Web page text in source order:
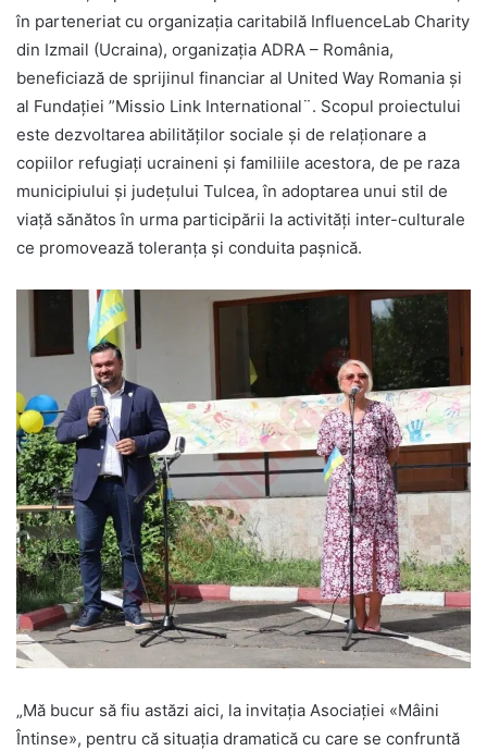
în parteneriat cu organizația caritabilă InfluenceLab Charity
din Izmail (Ucraina), organizația ADRA – România,
beneficiază de sprijinul financiar al United Way Romania și
al Fundației ”Missio Link International¨. Scopul proiectului
este dezvoltarea abilităților sociale și de relaționare a
copiilor refugiați ucraineni și familiile acestora, de pe raza
municipiului și județului Tulcea, în adoptarea unui stil de
viață sănătos în urma participării la activități inter-culturale
ce promovează toleranța și conduita pașnică.
„Mă bucur să fiu astăzi aici, la invitația Asociației «Mâini
Întinse», pentru că situația dramatică cu care se confruntă